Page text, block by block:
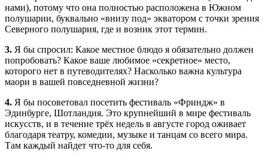
нами), потому что она полностью расположена в Южном
полушарии, буквально «внизу под» экватором с точки зрения
Северного полушария, где и возник этот термин.
3. Я бы спросил: Какое местное блюдо я обязательно должен
попробовать? Какое ваше любимое «секретное» место,
которого нет в путеводителях? Насколько важна культура
маори в вашей повседневной жизни?
4. Я бы посоветовал посетить фестиваль «Фриндж» в
Эдинбурге, Шотландия. Это крупнейший в мире фестиваль
искусств, и в течение трёх недель в августе город оживает
благодаря театру, комедии, музыке и танцам со всего мира.
Там каждый найдет что-то для себя.